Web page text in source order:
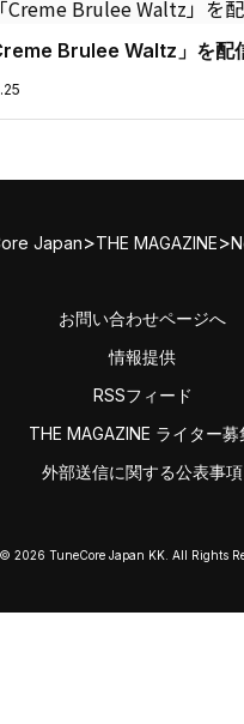
Brulee Waltz」を配
Japan>THE MAGAZINE>
お問い合わせページへ
情報提供
RSSフィード
THE MAGAZINE ライター募
外部送信に関する公表事項
© 2026 TuneCore Japan KK. All Rights